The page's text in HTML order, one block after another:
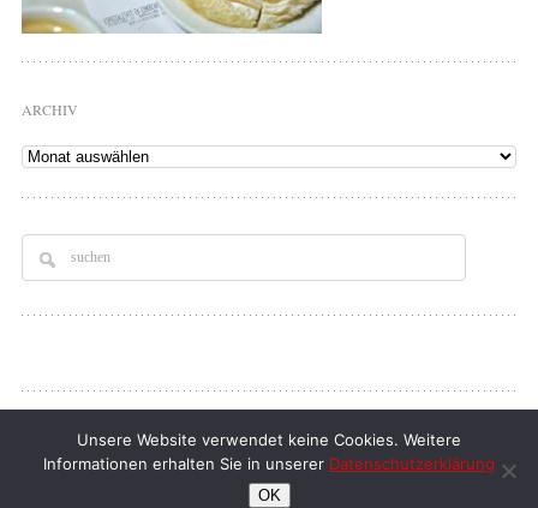
ARCHIV
Archiv
Copyright © 2026Tellerrand. All rights Reserved.
klaus d. doll| full service webdesign
Unsere Website verwendet keine Cookies. Weitere
Informationen erhalten Sie in unserer Datenschutzerklärung
OK